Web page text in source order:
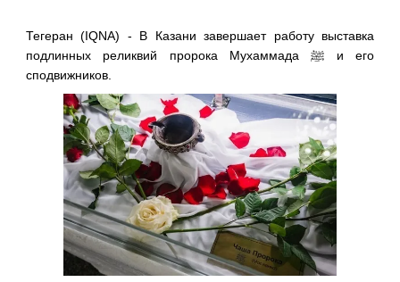
Тегеран (IQNA) - В Казани завершает работу выставка
подлинных реликвий пророка Мухаммада ﷺ и его
сподвижников.